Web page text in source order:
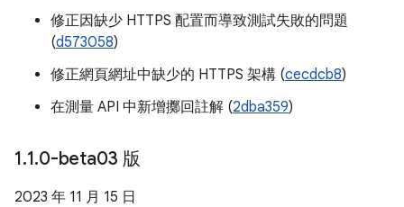
修正因缺少 HTTPS 配置而導致測試失敗的問題
(d573058)
修正網頁網址中缺少的 HTTPS 架構 (cecdcb8)
在測量 API 中新增擲回註解 (2dba359)
1.1.0-beta03 版
2023 年 11 月 15 日